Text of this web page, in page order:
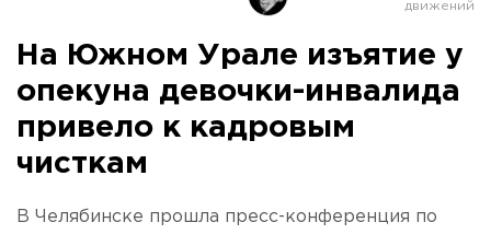
Оренбург
На Южном Урале изъятие у
опекуна девочки-инвалида
привело к кадровым
чисткам
В Челябинске прошла пресс-конференция по